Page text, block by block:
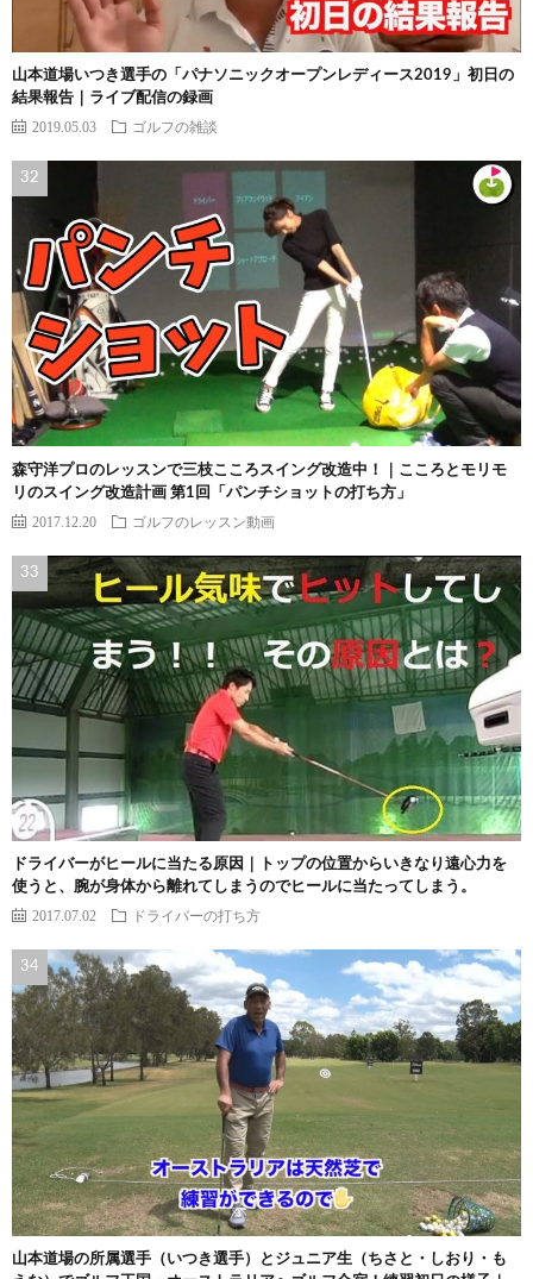
山本道場いつき選手の「パナソニックオープンレディース2019」初日の
結果報告｜ライブ配信の録画
2019.05.03 ゴルフの雑談
森守洋プロのレッスンで三枝こころスイング改造中！｜こころとモリモ
リのスイング改造計画 第1回「パンチショットの打ち方」
2017.12.20 ゴルフのレッスン動画
ドライバーがヒールに当たる原因｜トップの位置からいきなり遠心力を
使うと、腕が身体から離れてしまうのでヒールに当たってしまう。
2017.07.02 ドライバーの打ち方
山本道場の所属選手（いつき選手）とジュニア生（ちさと・しおり・も